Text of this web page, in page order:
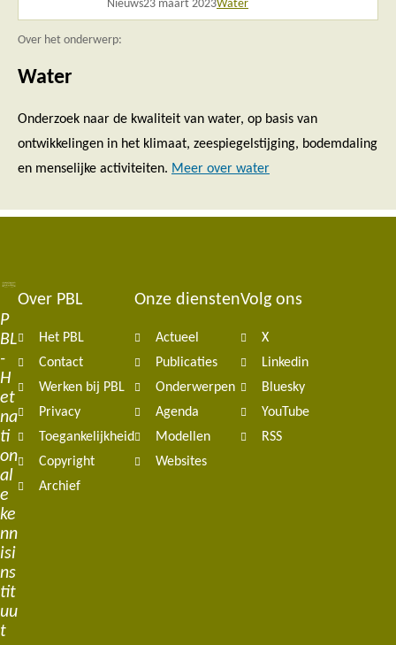
Nieuws23 maart 2023Water
Over het onderwerp:
Water
Onderzoek naar de kwaliteit van water, op basis van
ontwikkelingen in het klimaat, zeespiegelstijging, bodemdaling
en menselijke activiteiten. Meer over water
P
BL
-
H
et
na
ti
on
al
e
ke
nn
isi
ns
tit
uu
t
Footer
navigation
Over PBL
Het PBL
Contact
Werken bij PBL
Privacy
Toegankelijkheid
Copyright
Archief
Onze diensten
Actueel
Publicaties
Onderwerpen
Agenda
Modellen
Websites
Volg ons
X
Linkedin
Bluesky
YouTube
RSS